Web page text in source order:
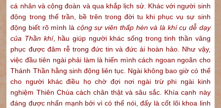
cá nhân và cộng đoàn và qua khắp lịch sử. Khác với người sinh
động trong thế trần, bề trên trong đời tu khi phục vụ sự sinh
động biết rõ mình là cộng sự viên thấp hèn và là khí cụ dễ dạy
của Thần khí, hầu giúp người khác sống trong tinh thần vâng
phục được đâm rễ trong đức tin và đức ái hoàn hảo. Như vậy,
việc đầu tiên ngài phải làm là hiến mình cách ngoan ngoãn cho
Thánh Thần hằng sinh động liên tục. Ngài không bao giờ có thể
cho người khác điều họ chờ đợi nơi ngài trừ phi ngài kinh
nghiệm Thiên Chúa cách chân thật và sâu sắc. Khía cạnh này
đáng được nhấn mạnh bởi vì có thể nói, đấy là cốt lõi khoa linh